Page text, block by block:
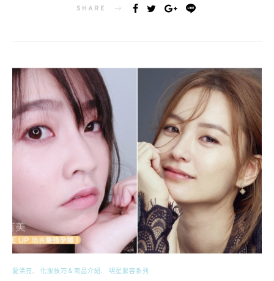
SHARE
愛漂亮 化妝技巧＆商品介紹 明星妝容系列